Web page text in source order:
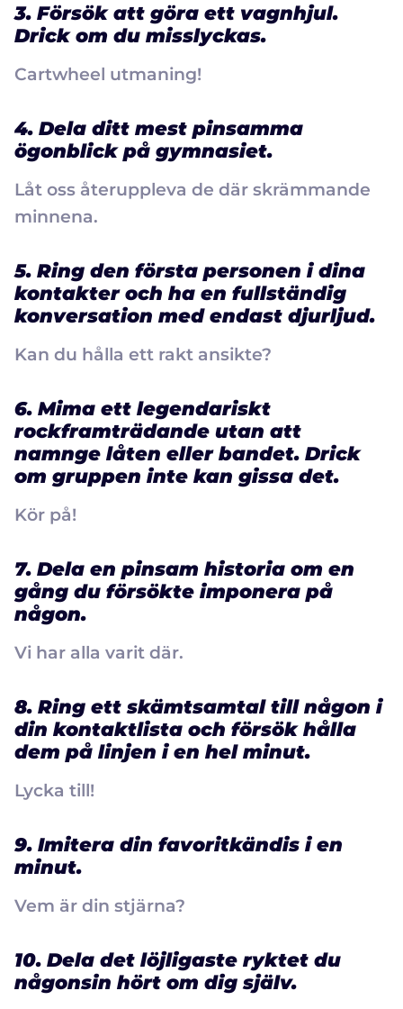
3. Försök att göra ett vagnhjul.
Drick om du misslyckas.
Cartwheel utmaning!
4. Dela ditt mest pinsamma
ögonblick på gymnasiet.
Låt oss återuppleva de där skrämmande
minnena.
5. Ring den första personen i dina
kontakter och ha en fullständig
konversation med endast djurljud.
Kan du hålla ett rakt ansikte?
6. Mima ett legendariskt
rockframträdande utan att
namnge låten eller bandet. Drick
om gruppen inte kan gissa det.
Kör på!
7. Dela en pinsam historia om en
gång du försökte imponera på
någon.
Vi har alla varit där.
8. Ring ett skämtsamtal till någon i
din kontaktlista och försök hålla
dem på linjen i en hel minut.
Lycka till!
9. Imitera din favoritkändis i en
minut.
Vem är din stjärna?
10. Dela det löjligaste ryktet du
någonsin hört om dig själv.